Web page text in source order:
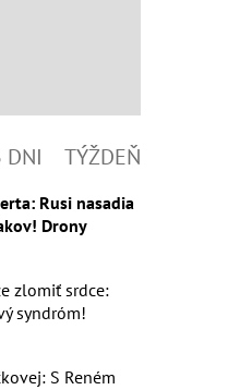
DNI TÝŽDEŇ
Rusi nasadia
Drony
zlomiť srdce:
syndróm!
S Reném